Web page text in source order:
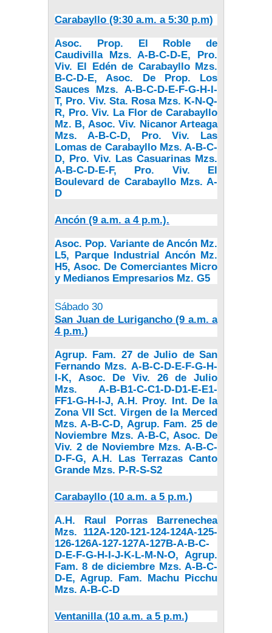
Carabayllo (9:30 a.m. a 5:30 p.m)
Asoc. Prop. El Roble de
Caudivilla Mzs. A-B-C-D-E, Pro.
Viv. El Edén de Carabayllo Mzs.
B-C-D-E, Asoc. De Prop. Los
Sauces Mzs. A-B-C-D-E-F-G-H-I-
T, Pro. Viv. Sta. Rosa Mzs. K-N-Q-
R, Pro. Viv. La Flor de Carabayllo
Mz. B, Asoc. Viv. Nicanor Arteaga
Mzs. A-B-C-D, Pro. Viv. Las
Lomas de Carabayllo Mzs. A-B-C-
D, Pro. Viv. Las Casuarinas Mzs.
A-B-C-D-E-F, Pro. Viv. El
Boulevard de Carabayllo Mzs. A-
D
Ancón (9 a.m. a 4 p.m.).
Asoc. Pop. Variante de Ancón Mz.
L5, Parque Industrial Ancón Mz.
H5, Asoc. De Comerciantes Micro
y Medianos Empresarios Mz. G5
Sábado 30
San Juan de Lurigancho (9 a.m. a
4 p.m.)
Agrup. Fam. 27 de Julio de San
Fernando Mzs. A-B-C-D-E-F-G-H-
I-K, Asoc. De Viv. 26 de Julio
Mzs. A-B-B1-C-C1-D-D1-E-E1-
FF1-G-H-I-J, A.H. Proy. Int. De la
Zona VII Sct. Virgen de la Merced
Mzs. A-B-C-D, Agrup. Fam. 25 de
Noviembre Mzs. A-B-C, Asoc. De
Viv. 2 de Noviembre Mzs. A-B-C-
D-F-G, A.H. Las Terrazas Canto
Grande Mzs. P-R-S-S2
Carabayllo (10 a.m. a 5 p.m.)
A.H. Raul Porras Barrenechea
Mzs. 112A-120-121-124-124A-125-
126-126A-127-127A-127B-A-B-C-
D-E-F-G-H-I-J-K-L-M-N-O, Agrup.
Fam. 8 de diciembre Mzs. A-B-C-
D-E, Agrup. Fam. Machu Picchu
Mzs. A-B-C-D
Ventanilla (10 a.m. a 5 p.m.)